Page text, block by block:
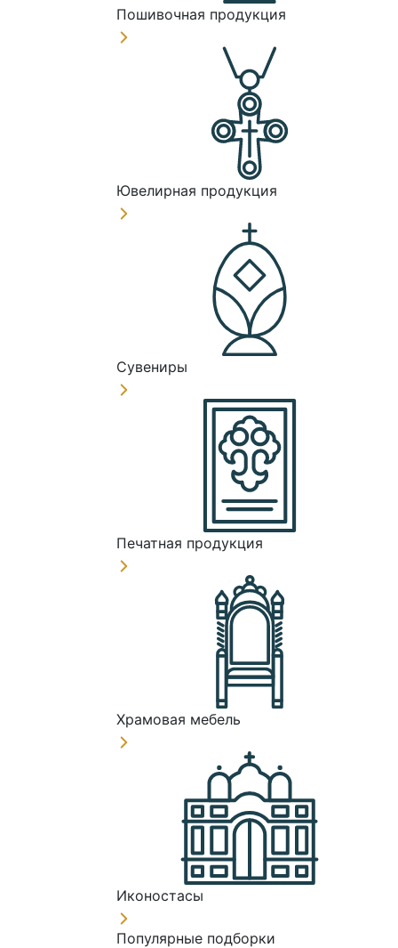
Пошивочная продукция
Ювелирная продукция
Сувениры
Печатная продукция
Храмовая мебель
Иконостасы
Популярные подборки